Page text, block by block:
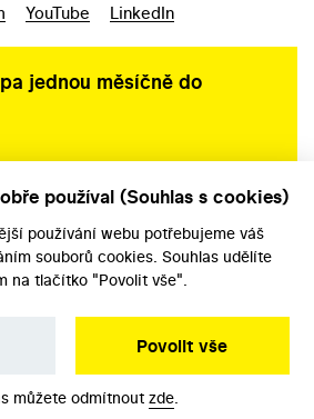
YouTube LinkedIn
jednou měsíčně do
používal (Souhlas s cookies)
používání webu potřebujeme váš
souborů cookies. Souhlas udělíte
na tlačítko "Povolit vše".
Povolit vše
můžete odmítnout zde